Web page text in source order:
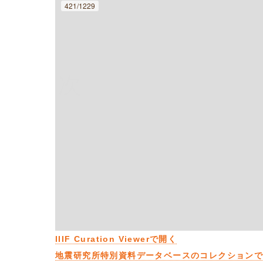
421/1229
IIIF Curation Viewerで開く
地震研究所特別資料データベースのコレクション